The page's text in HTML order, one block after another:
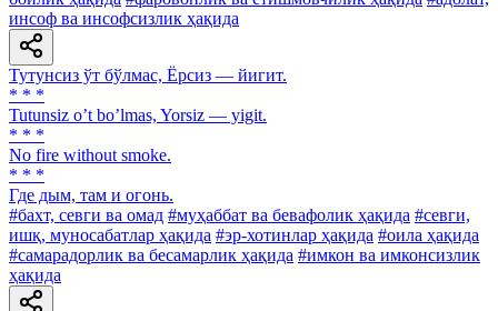
инсоф ва инсофсизлик ҳақида
Тутунсиз ўт бўлмас, Ёрсиз — йигит.
* * *
Tutunsiz oʼt boʼlmas, Yorsiz — yigit.
* * *
No fire without smoke.
* * *
Где дым, там и огонь.
#бахт, севги ва омад #муҳаббат ва бевафолик ҳақида #севги,
ишқ, муносабатлар ҳақида #эр-хотинлар ҳақида #оила ҳақида
#самарадорлик ва бесамарлик ҳақида #имкон ва имконсизлик
ҳақида